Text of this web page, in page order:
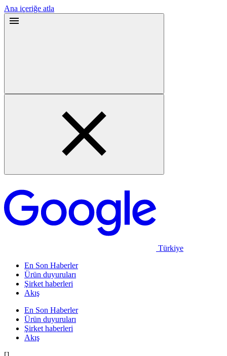
Ana içeriğe atla
Türkiye
En Son Haberler
Ürün duyuruları
Şirket haberleri
Akış
En Son Haberler
Ürün duyuruları
Şirket haberleri
Akış